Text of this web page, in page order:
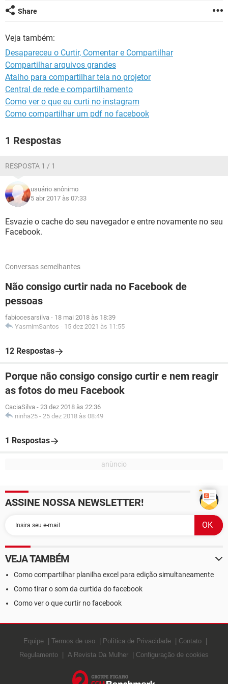
Share
Veja também:
Desapareceu o Curtir, Comentar e Compartilhar
Compartilhar arquivos grandes
Atalho para compartilhar tela no projetor
Central de rede e compartilhamento
Como ver o que eu curti no instagram
Como compartilhar um pdf no facebook
1 Respostas
RESPOSTA 1 / 1
usuário anônimo
5 abr 2017 às 07:33
Esvazie o cache do seu navegador e entre novamente no seu
Facebook.
Conversas semelhantes
Não consigo curtir nada no Facebook de
pessoas
fabiocesarsilva - 18 mai 2018 às 18:39
YasmimSantos - 15 dez 2021 às 11:55
12 Respostas
Porque não consigo consigo curtir e nem reagir
as fotos do meu Facebook
CaciaSilva - 23 dez 2018 às 22:36
ninha25 - 25 dez 2018 às 08:49
1 Respostas
ASSINE NOSSA NEWSLETTER!
VEJA TAMBÉM
Como compartilhar planilha excel para edição simultaneamente
Como tirar o som da curtida do facebook
Como ver o que curtir no facebook
Equipe Termos de uso Política de Privacidade
Contato
Regulamento
A Revista Da Mulher Configuração de cookies